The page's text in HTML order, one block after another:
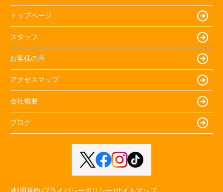
トップページ
スタッフ
お客様の声
アクセスマップ
会社概要
ブログ